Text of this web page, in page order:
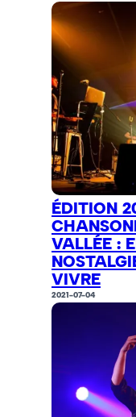
ÉDITION
VALLÉE :
VIVRE
2021-07-04